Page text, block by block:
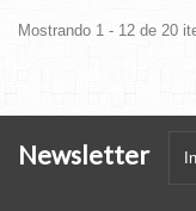
Mostrando 1 - 12 de 20
Newsletter